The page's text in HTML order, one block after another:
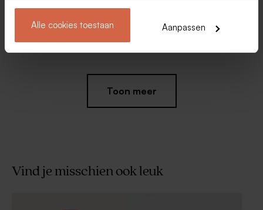
Alle cookies toestaan Aanpassen
Bock 1kg (± 240 stuks)
langwerpig
Toon meer
Vind je misschien ook leuk